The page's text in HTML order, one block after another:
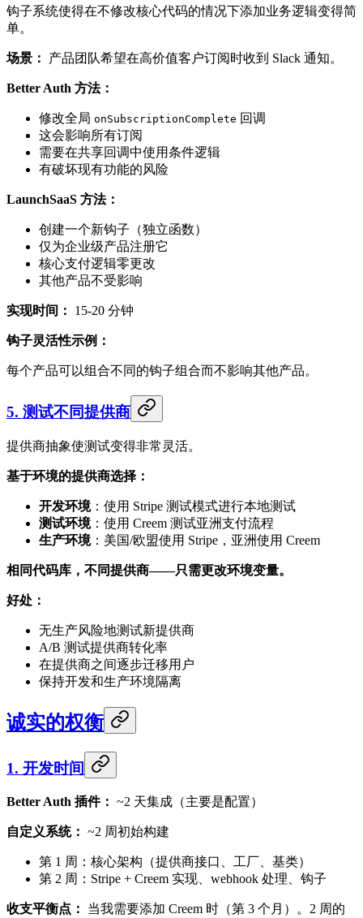
钩子系统使得在不修改核心代码的情况下添加业务逻辑变得简
单。
场景： 产品团队希望在高价值客户订阅时收到 Slack 通知。
Better Auth 方法：
修改全局 onSubscriptionComplete 回调
这会影响所有订阅
需要在共享回调中使用条件逻辑
有破坏现有功能的风险
LaunchSaaS 方法：
创建一个新钩子（独立函数）
仅为企业级产品注册它
核心支付逻辑零更改
其他产品不受影响
实现时间： 15-20 分钟
钩子灵活性示例：
每个产品可以组合不同的钩子组合而不影响其他产品。
5. 测试不同提供商
提供商抽象使测试变得非常灵活。
基于环境的提供商选择：
开发环境：使用 Stripe 测试模式进行本地测试
测试环境：使用 Creem 测试亚洲支付流程
生产环境：美国/欧盟使用 Stripe，亚洲使用 Creem
相同代码库，不同提供商——只需更改环境变量。
好处：
无生产风险地测试新提供商
A/B 测试提供商转化率
在提供商之间逐步迁移用户
保持开发和生产环境隔离
诚实的权衡
1. 开发时间
Better Auth 插件： ~2 天集成（主要是配置）
自定义系统： ~2 周初始构建
第 1 周：核心架构（提供商接口、工厂、基类）
第 2 周：Stripe + Creem 实现、webhook 处理、钩子
收支平衡点：
当我需要添加 Creem 时（第 3 个月）。2 周的